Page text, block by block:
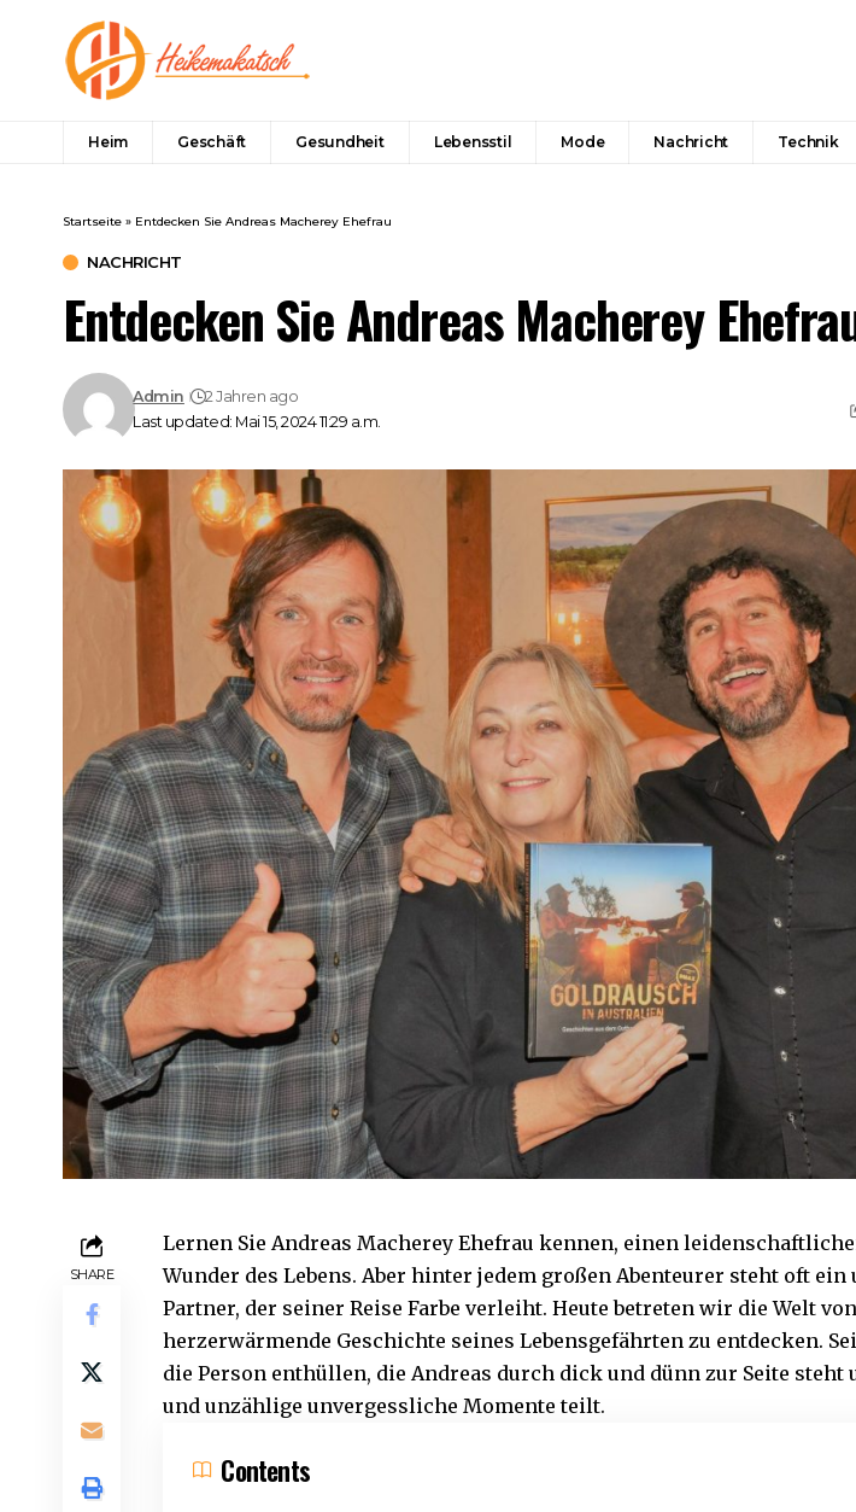
Heim Geschäft Gesundheit Lebensstil Mode Nachricht Technik
Startseite » Entdecken Sie Andreas Macherey Ehefrau
NACHRICHT
Entdecken Sie Andreas Macherey
Last updated: Mai 15, 2024 11:29 a.m.
Admin 2 Jahren ago
SHARE
Lernen Sie Andreas Macherey Ehefrau kennen, einen
Wunder des Lebens. Aber hinter jedem großen Abenteurer steht oft
Partner, der seiner Reise Farbe verleiht. Heute betreten wir die Welt
herzerwärmende Geschichte seines Lebensgefährten zu entdecken.
die Person enthüllen, die Andreas durch dick und dünn zur Seite steht
und unzählige unvergessliche Momente teilt.
Contents